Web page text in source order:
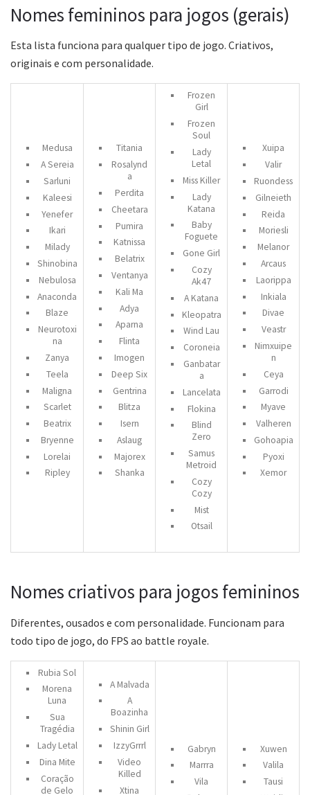
Nomes femininos para jogos (gerais)
Esta lista funciona para qualquer tipo de jogo. Criativos,
originais e com personalidade.
Medusa
A Sereia
Sarluni
Kaleesi
Yenefer
Ikari
Milady
Shinobina
Nebulosa
Anaconda
Blaze
Neurotoxi
na
Zanya
Teela
Maligna
Scarlet
Beatrix
Bryenne
Lorelai
Ripley
Titania
Rosalynd
a
Perdita
Cheetara
Pumira
Katnissa
Belatrix
Ventanya
Kali Ma
Adya
Aparna
Flinta
Imogen
Deep Six
Gentrina
Blitza
Isern
Aslaug
Majorex
Shanka
Frozen
Girl
Frozen
Soul
Lady
Letal
Miss Killer
Lady
Katana
Baby
Foguete
Gone Girl
Cozy
Ak47
A Katana
Kleopatra
Wind Lau
Coroneia
Ganbatar
a
Lancelata
Flokina
Blind
Zero
Samus
Metroid
Cozy
Cozy
Mist
Otsail
Xuipa
Valir
Ruondess
Gilneieth
Reida
Moriesli
Melanor
Arcaus
Laorippa
Inkiala
Divae
Veastr
Nimxuipe
n
Ceya
Garrodi
Myave
Valheren
Gohoapia
Pyoxi
Xemor
Nomes criativos para jogos femininos
Diferentes, ousados e com personalidade. Funcionam para
todo tipo de jogo, do FPS ao battle royale.
Rubia Sol
Morena
Luna
Sua
Tragédia
Lady Letal
Dina Mite
Coração
de Gelo
A Malvada
A
Boazinha
Shinin Girl
IzzyGrrrl
Video
Killed
Xtina
Gabryn
Marrra
Vila
Xuwen
Valila
Tausi